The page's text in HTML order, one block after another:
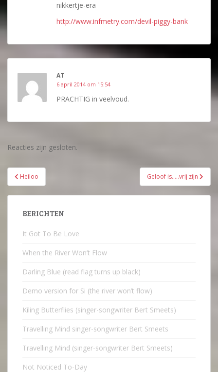
nikkertje-era
http://www.infmetry.com/devil-piggy-bank
AT
6 april 2014 om 15:54
PRACHTIG in veelvoud.
Reacties zijn gesloten.
Bericht
navigatie
Heiloo Geloof is…..vrij zijn
BERICHTEN
It Got To Be Love
When the River Won’t Flow
Darling Blue (read flag turns up black)
Demo version for Si (the river won’t flow)
Kiling Butterflies (singer-songwriter Bert Smeets)
Travelling Mind singer-songwriter Bert Smeets
Travelling Mind (singer-songwriter Bert Smeets)
Not Noticed To-Day